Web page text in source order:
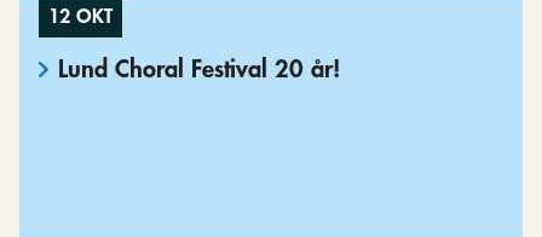
12 OKT
Lund Choral Festival 20 år!